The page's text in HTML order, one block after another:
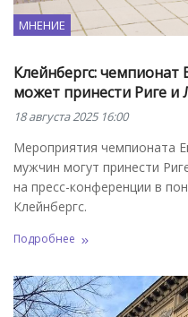
МНЕНИЕ
Клейнбергс: чемпионат
может принести Риге и
18 августа 2025 16:00
Мероприятия чемпионата
мужчин могут принести
на пресс-конференции в
Клейнбергс.
Подробнее